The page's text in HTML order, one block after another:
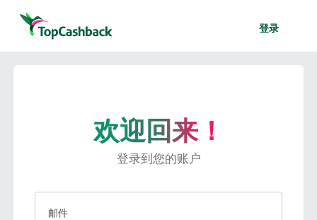
登录
欢迎回来！
登录到您的账户
邮件